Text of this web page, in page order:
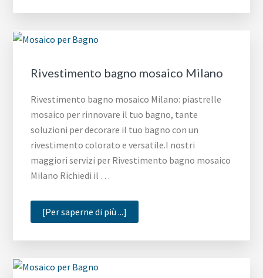
mosaico
Rivestimento bagno mosaico Milano
Rivestimento bagno mosaico Milano: piastrelle
mosaico per rinnovare il tuo bagno, tante
soluzioni per decorare il tuo bagno con un
rivestimento colorato e versatile.I nostri
maggiori servizi per Rivestimento bagno mosaico
Milano Richiedi il …
[Per saperne di più ...]
bagno
mosaico